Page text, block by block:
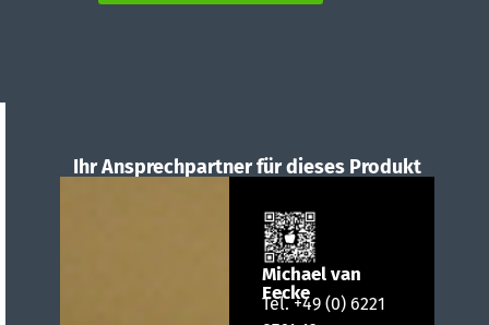
Ihr Ansprechpartner für dieses Produkt
Michael van
Eecke
Tel.+49 (0) 6221